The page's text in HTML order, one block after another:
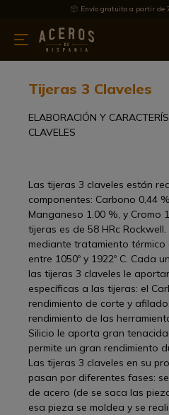
Envío gratuito a partir de
menaje Ofertas Ultimas
Tijeras 3 Claveles
ELABORACIÓN Y
CLAVELES
Las tijeras 3 claveles están
componentes: Carbono 0,44
Manganeso 1.00 %, y Cromo
tijeras es de 58 HRc
mediante tratamiento
entre 1050º y 1922º C. Cada
las tijeras 3 claveles le
específicas a las tijeras: el
rendimiento de corte y
rendimiento de las
Silicio le aporta gran
permite un gran rendimiento
Las tijeras 3 claveles en su
pasan por diferentes fases:
de acero (de se saca las
esa pieza se moldea y se